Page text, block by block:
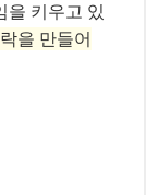
을 키우고 있
을 만들어